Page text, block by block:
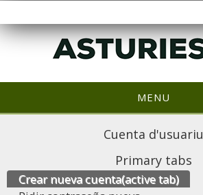
MENU
Cuenta d'usuariu
Primary tabs
Crear nueva cuenta(active tab)